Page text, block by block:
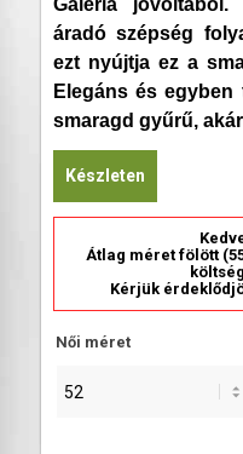
Galéria
áradó szépség
ezt nyújtja ez a
Elegáns és
smaragd gyűrű,
Készleten
Átlag méret fölött
Kérjük
Női méret